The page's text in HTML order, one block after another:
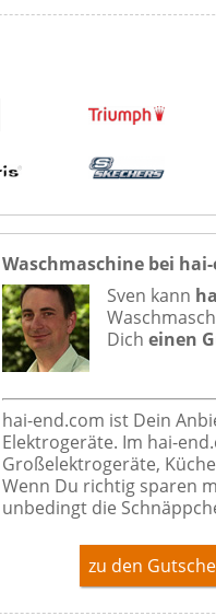
Waschmaschine bei
Sven kann
Dich einen
hai-end.com ist Dein
Elektrogeräte. Im hai-
Großelektrogeräte,
Wenn Du richtig sparen
unbedingt die
zu den